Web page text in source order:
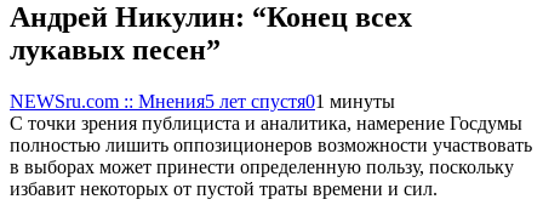
Андрей Никулин: “Конец всех
лукавых песен”
NEWSru.com :: Мнения5 лет спустя01 минуты
С точки зрения публициста и аналитика, намерение Госдумы
полностью лишить оппозиционеров возможности участвовать
в выборах может принести определенную пользу, поскольку
избавит некоторых от пустой траты времени и сил.